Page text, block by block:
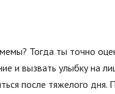
Тогда ты точно
и вызвать улыбку на
после тяжелого